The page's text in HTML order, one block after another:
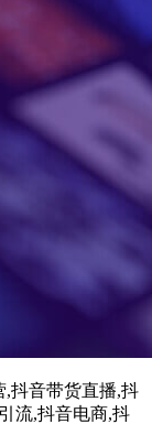
,抖音带货直播,抖
流,抖音电商,抖